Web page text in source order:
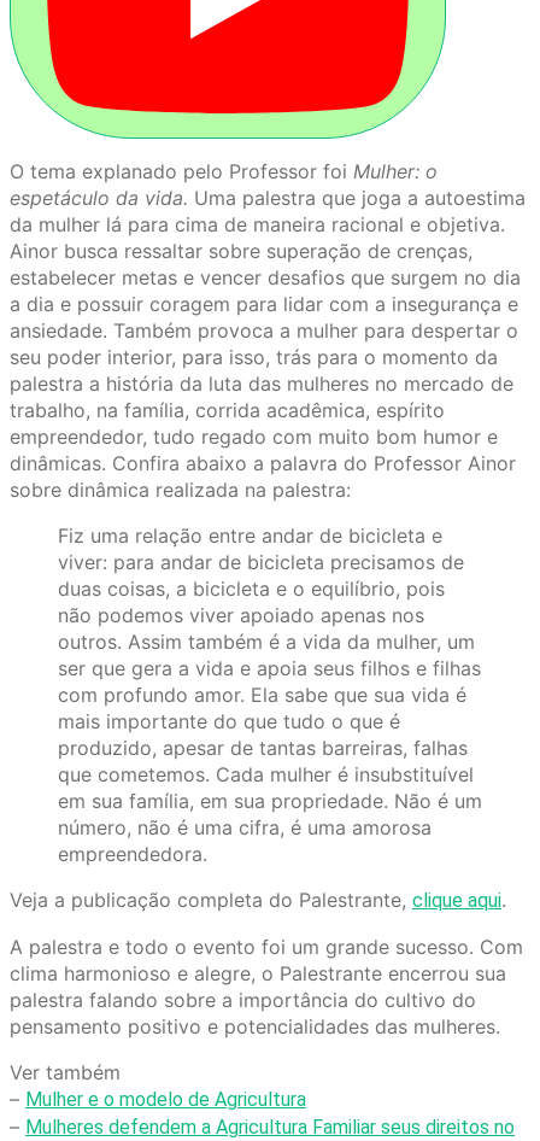
O tema explanado pelo Professor foi Mulher: o
espetáculo da vida. Uma palestra que joga a autoestima
da mulher lá para cima de maneira racional e objetiva.
Ainor busca ressaltar sobre superação de crenças,
estabelecer metas e vencer desafios que surgem no dia
a dia e possuir coragem para lidar com a insegurança e
ansiedade. Também provoca a mulher para despertar o
seu poder interior, para isso, trás para o momento da
palestra a história da luta das mulheres no mercado de
trabalho, na família, corrida acadêmica, espírito
empreendedor, tudo regado com muito bom humor e
dinâmicas. Confira abaixo a palavra do Professor Ainor
sobre dinâmica realizada na palestra:
Fiz uma relação entre andar de bicicleta e
viver: para andar de bicicleta precisamos de
duas coisas, a bicicleta e o equilíbrio, pois
não podemos viver apoiado apenas nos
outros. Assim também é a vida da mulher, um
ser que gera a vida e apoia seus filhos e filhas
com profundo amor. Ela sabe que sua vida é
mais importante do que tudo o que é
produzido, apesar de tantas barreiras, falhas
que cometemos. Cada mulher é insubstituível
em sua família, em sua propriedade. Não é um
número, não é uma cifra, é uma amorosa
empreendedora.
Veja a publicação completa do Palestrante, clique aqui.
A palestra e todo o evento foi um grande sucesso. Com
clima harmonioso e alegre, o Palestrante encerrou sua
palestra falando sobre a importância do cultivo do
pensamento positivo e potencialidades das mulheres.
Ver também
– Mulher e o modelo de Agricultura
– Mulheres defendem a Agricultura Familiar seus direitos no